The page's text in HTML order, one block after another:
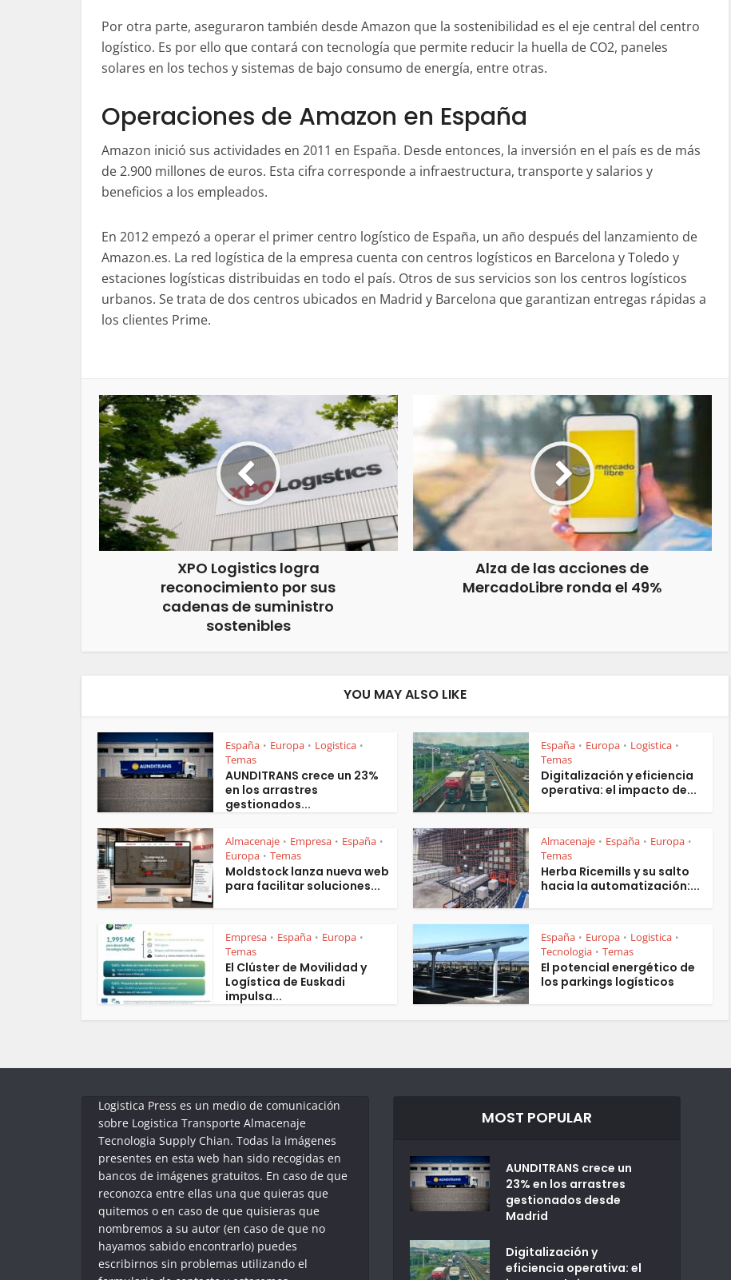
Por otra parte, aseguraron también desde Amazon que la sostenibilidad es el eje central del centro
logístico. Es por ello que contará con tecnología que permite reducir la huella de CO2, paneles
solares en los techos y sistemas de bajo consumo de energía, entre otras.
Operaciones de Amazon en España
Amazon inició sus actividades en 2011 en España. Desde entonces, la inversión en el país es de más
de 2.900 millones de euros. Esta cifra corresponde a infraestructura, transporte y salarios y
beneficios a los empleados.
En 2012 empezó a operar el primer centro logístico de España, un año después del lanzamiento de
Amazon.es. La red logística de la empresa cuenta con centros logísticos en Barcelona y Toledo y
estaciones logísticas distribuidas en todo el país. Otros de sus servicios son los centros logísticos
urbanos. Se trata de dos centros ubicados en Madrid y Barcelona que garantizan entregas rápidas a
los clientes Prime.
XPO Logistics logra
reconocimiento por sus
cadenas de suministro
sostenibles
Alza de las acciones de
MercadoLibre ronda el 49%
YOU MAY ALSO LIKE
España • Europa • Logistica •
Temas
AUNDITRANS crece un 23%
en los arrastres
gestionados...
España • Europa • Logistica •
Temas
Digitalización y eficiencia
operativa: el impacto de...
Almacenaje • Empresa • España •
Europa • Temas
Moldstock lanza nueva web
para facilitar soluciones...
Almacenaje • España • Europa •
Temas
Herba Ricemills y su salto
hacia la automatización:...
Empresa • España • Europa •
Temas
El Clúster de Movilidad y
Logística de Euskadi
impulsa...
España • Europa • Logistica •
Tecnologia • Temas
El potencial energético de
los parkings logísticos
Logistica Press es un medio de comunicación
sobre Logistica Transporte Almacenaje
Tecnologia Supply Chian. Todas la imágenes
presentes en esta web han sido recogidas en
bancos de imágenes gratuitos. En caso de que
reconozca entre ellas una que quieras que
quitemos o en caso de que quisieras que
nombremos a su autor (en caso de que no
hayamos sabido encontrarlo) puedes
escribirnos sin problemas utilizando el
MOST POPULAR
AUNDITRANS crece un
23% en los arrastres
gestionados desde
Madrid
Digitalización y
eficiencia operativa: el